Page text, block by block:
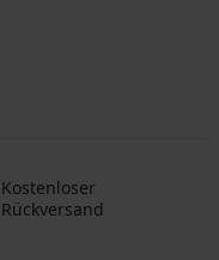
Kostenloser
Rückversand